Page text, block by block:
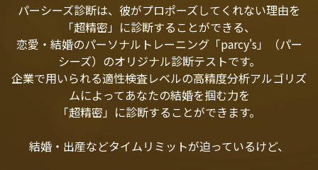
パーシーズ診断は、彼がプロポーズしてくれない理由を
「超精密」に診断することができる、
恋愛・結婚のパーソナルトレーニング「parcy's」（パー
シーズ）のオリジナル診断テストです。
企業で用いられる適性検査レベルの高精度分析アルゴリズ
ムによってあなたの結婚を掴む力を
「超精密」に診断することができます。
結婚・出産などタイムリミットが迫っているけど、